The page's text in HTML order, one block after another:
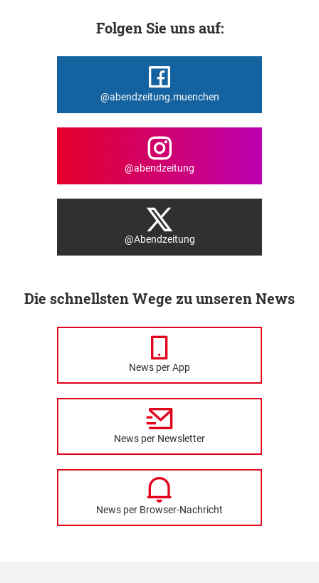
Folgen Sie uns auf:
@abendzeitung.muenchen
@abendzeitung
@Abendzeitung
Die schnellsten Wege zu unseren News
News per App
News per Newsletter
News per Browser-Nachricht